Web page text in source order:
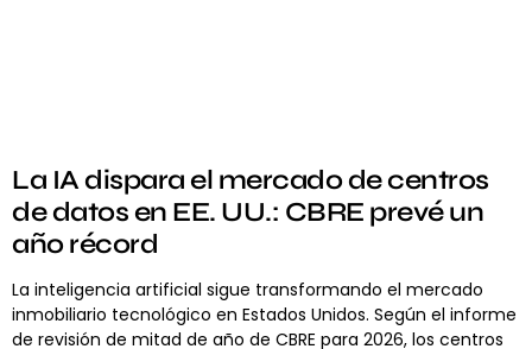
La IA dispara el mercado de centros
de datos en EE. UU.: CBRE prevé un
año récord
La inteligencia artificial sigue transformando el mercado
inmobiliario tecnológico en Estados Unidos. Según el informe
de revisión de mitad de año de CBRE para 2026, los centros